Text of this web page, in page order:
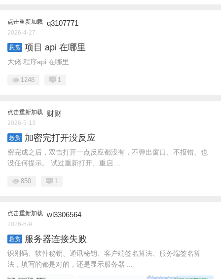
点击重新加载 q3107771
2026-4-27
悬赏 项目 api 在哪里
大佬 程序api 在哪里
1248 1
点击重新加载 财财
2026-5-13
悬赏 加密完打开没反应
密完成之后，双击打开一点反应都没有，不弹出窗口、不报错、也
没任何提示。 试过重新打开、重启 ...
850 1
点击重新加载 wl3306564
2026-5-9
悬赏 服务器连接失败
识别码、软件秘钥、通讯秘钥、客户端签名算法、服务端签名算
法，填写的都是对的，还是显示服务器 ...